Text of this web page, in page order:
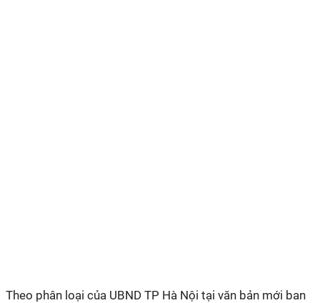
Theo phân loại của UBND TP Hà Nội tại văn bản mới ban